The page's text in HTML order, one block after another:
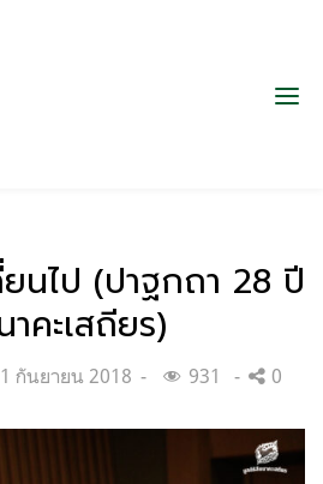
นไป (ปาฐกถา 28 ปี
คะเสถียร)
กันยายน 2018 931 0